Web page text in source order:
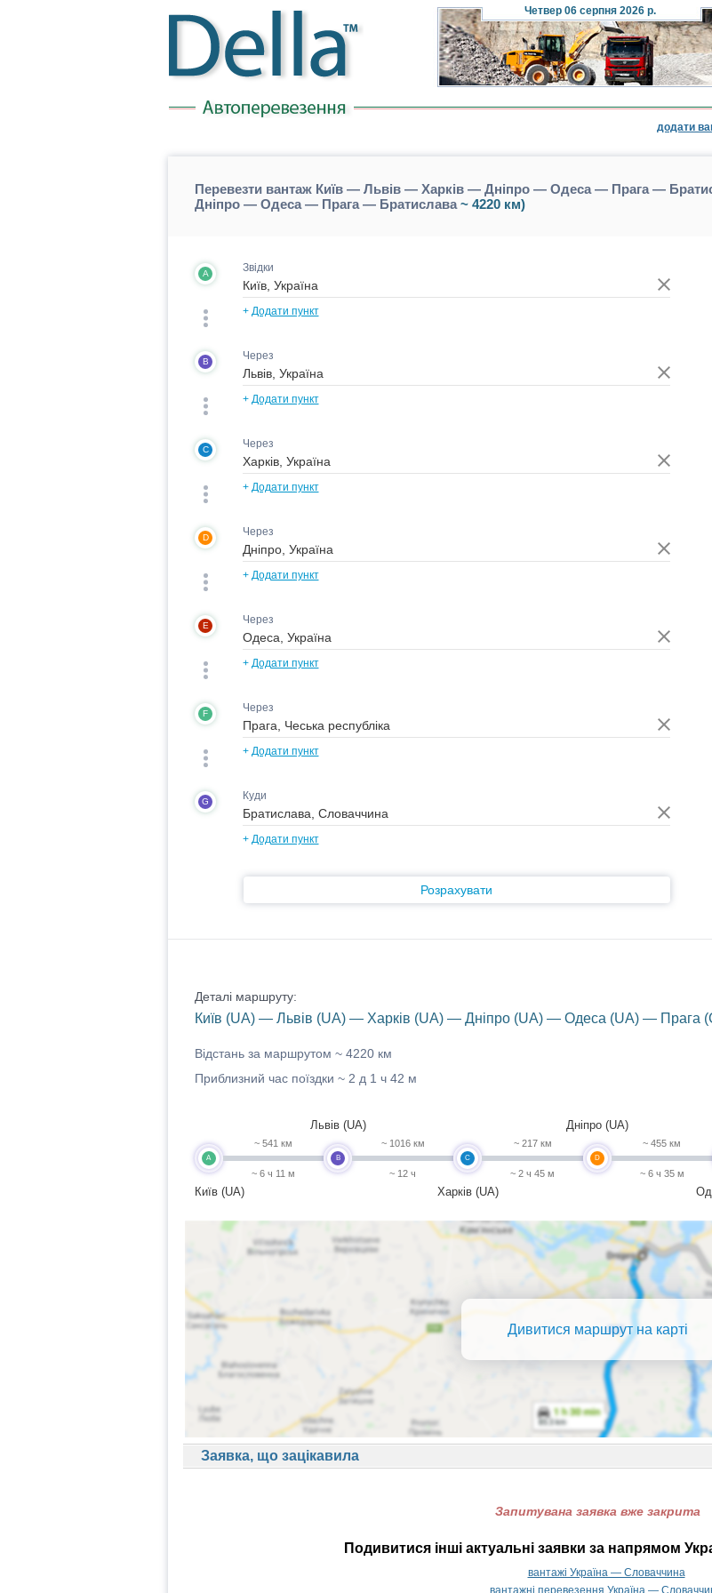
Четвер 06 серпня 2026 р.
додати
Перевезти вантаж Київ — Львів — Харків — Дніпро — Одеса — Прага —
Дніпро — Одеса — Прага — Братислава~ 4220 км)
A Звідки
+ Додати пункт
B Через
+ Додати пункт
C Через
+ Додати пункт
D Через
+ Додати пункт
E Через
+ Додати пункт
F Через
+ Додати пункт
G Куди
+ Додати пункт
Розрахувати
Деталі маршруту:
Київ (UA) — Львів (UA) — Харків (UA) — Дніпро (UA) — Одеса (UA) — Прага
Відстань за маршрутом ~ 4220 км
Приблизний час поїздки ~ 2 д 1 ч 42 м
A
Київ (UA)
~ 541 км
~ 6 ч 11 м
B
Львів (UA)
~ 1016 км
~ 12 ч
C
Харків (UA)
~ 217 км
~ 2 ч 45 м
D
Дніпро (UA)
~ 455 км
~ 6 ч 35 м
Дивитися маршрут на карті
Заявка, що зацікавила
Запитувана заявка вже закрита
Подивитися інші актуальні заявки за напрямом
вантажі Україна — Словаччина
вантажні перевезення Україна —